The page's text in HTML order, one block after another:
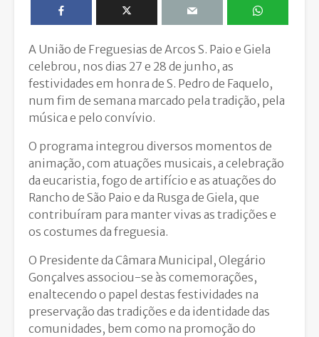
A União de Freguesias de Arcos S. Paio e Giela
celebrou, nos dias 27 e 28 de junho, as
festividades em honra de S. Pedro de Faquelo,
num fim de semana marcado pela tradição, pela
música e pelo convívio.
O programa integrou diversos momentos de
animação, com atuações musicais, a celebração
da eucaristia, fogo de artifício e as atuações do
Rancho de São Paio e da Rusga de Giela, que
contribuíram para manter vivas as tradições e
os costumes da freguesia.
O Presidente da Câmara Municipal, Olegário
Gonçalves associou-se às comemorações,
enaltecendo o papel destas festividades na
preservação das tradições e da identidade das
comunidades, bem como na promoção do